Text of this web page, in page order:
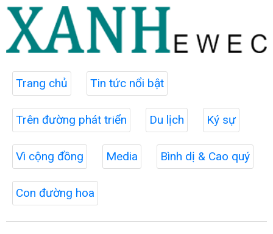
Trang chủ Tin tức nổi bật
Trên đường phát triển Du lịch Ký sự
Vì cộng đồng Media Bình dị & Cao quý
Con đường hoa